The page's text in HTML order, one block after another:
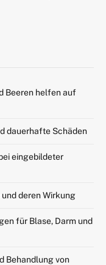
Beeren helfen auf
dauerhafte Schäden
eingebildeter
deren Wirkung
für Blase, Darm und
Behandlung von